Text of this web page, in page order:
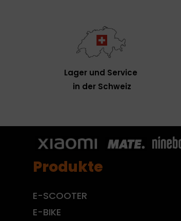
Lager und Service
in der Schweiz
Produkte
E-SCOOTER
E-BIKE